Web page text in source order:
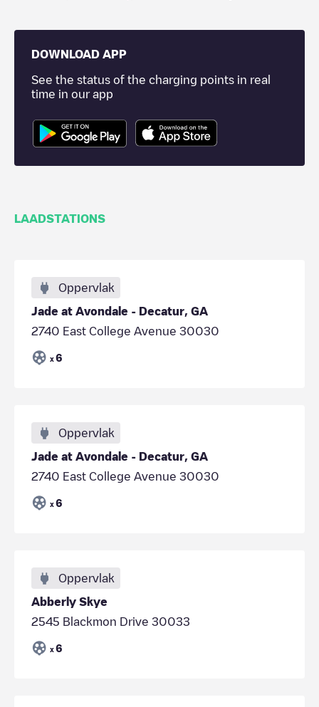
DOWNLOAD APP
See the status of the charging points in real
time in our app
LAADSTATIONS
Oppervlak
Jade at Avondale - Decatur, GA
2740 East College Avenue 30030
x 6
Oppervlak
Jade at Avondale - Decatur, GA
2740 East College Avenue 30030
x 6
Oppervlak
Abberly Skye
2545 Blackmon Drive 30033
x 6